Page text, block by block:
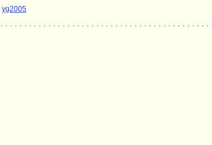
yg2005